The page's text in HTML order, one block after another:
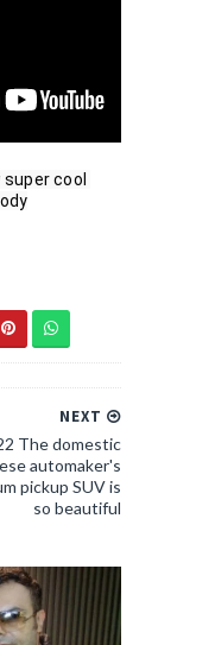
super cool
NEXT
The domestic
automaker's
pickup SUV is
so beautiful